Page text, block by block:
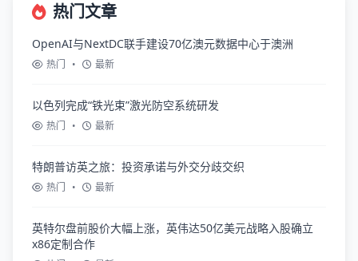
热门文章
OpenAI与NextDC联手建设70亿澳元数据中心于澳洲
热门 • 最新
以色列完成“铁光束”激光防空系统研发
热门 • 最新
特朗普访英之旅：投资承诺与外交分歧交织
热门 • 最新
英特尔盘前股价大幅上涨，英伟达50亿美元战略入股确立
x86定制合作